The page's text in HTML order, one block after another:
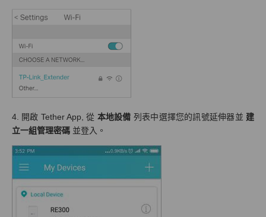
4. 開啟 Tether App, 從 本地設備 列表中選擇您的訊號延伸器並 建
立一組管理密碼 並登入。